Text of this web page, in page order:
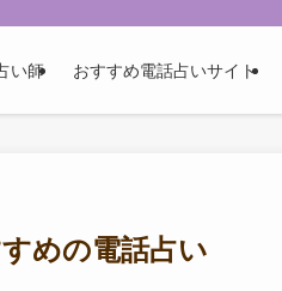
い師 おすすめ電話占いサイト
めの電話占い